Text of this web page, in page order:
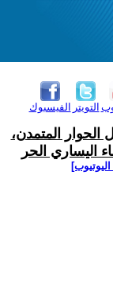
الفيسبوك التويتر
الحوار المتمدن،
اليساري الحر